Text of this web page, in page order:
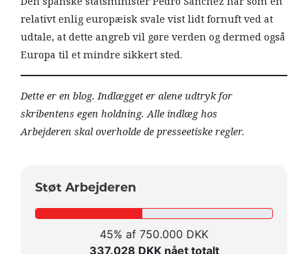
relativt enlig europæisk svale vist lidt fornuft ved at
udtale, at dette angreb vil gøre verden og dermed også
Europa til et mindre sikkert sted.
Dette er en blog. Indlægget er alene udtryk for
skribentens egen holdning. Alle indlæg hos
Arbejderen skal overholde de presseetiske regler.
Støt Arbejderen
45% af 750.000 DKK
337.028 DKK nået totalt